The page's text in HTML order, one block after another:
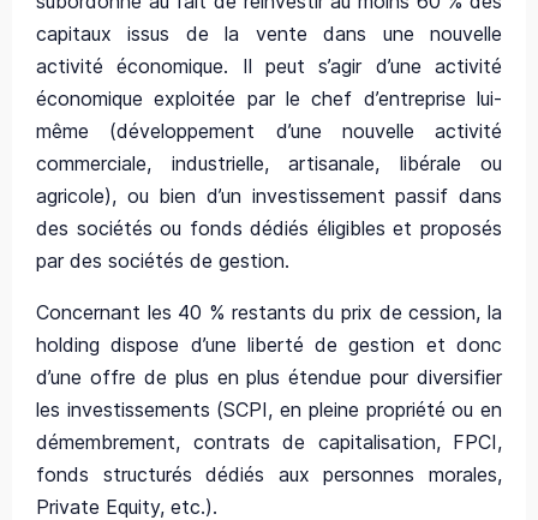
capitaux issus de la vente dans une nouvelle
activité économique. Il peut s’agir d’une activité
économique exploitée par le chef d’entreprise lui-
même (développement d’une nouvelle activité
commerciale, industrielle, artisanale, libérale ou
agricole), ou bien d’un investissement passif dans
des sociétés ou fonds dédiés éligibles et proposés
par des sociétés de gestion.
Concernant les 40 % restants du prix de cession, la
holding dispose d’une liberté de gestion et donc
d’une offre de plus en plus étendue pour diversifier
les investissements (SCPI, en pleine propriété ou en
démembrement, contrats de capitalisation, FPCI,
fonds structurés dédiés aux personnes morales,
Private Equity, etc.).